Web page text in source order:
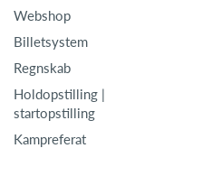
Webshop
Billetsystem
Regnskab
Holdopstilling |
startopstilling
Kampreferat